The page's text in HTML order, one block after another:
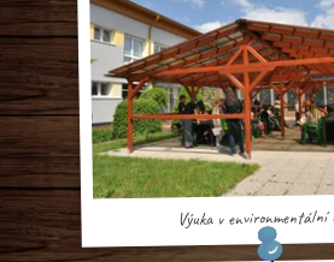
Výuka v environmentální